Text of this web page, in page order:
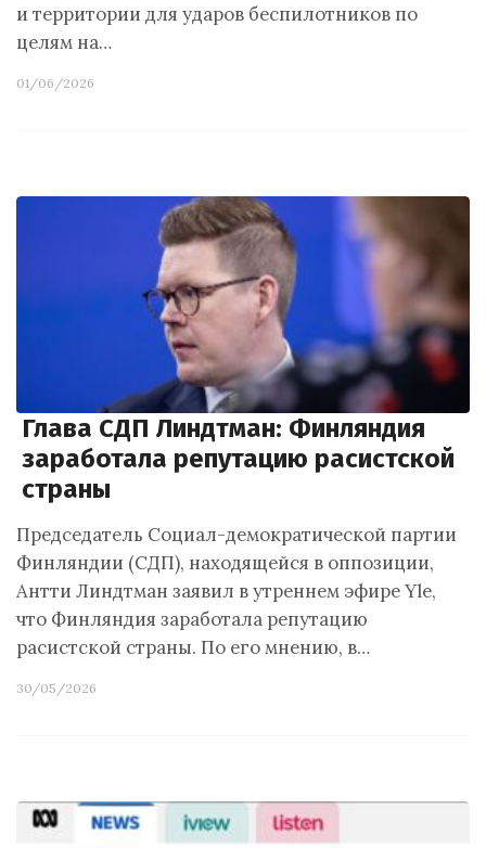
и территории для ударов беспилотников по
целям на…
01/06/2026
Глава СДП Линдтман: Финляндия
заработала репутацию расистской
страны
Председатель Социал-демократической партии
Финляндии (СДП), находящейся в оппозиции,
Антти Линдтман заявил в утреннем эфире Yle,
что Финляндия заработала репутацию
расистской страны. По его мнению, в…
30/05/2026